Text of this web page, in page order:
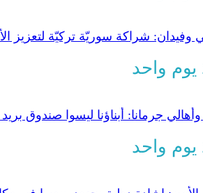
وفيدان: شراكة سوريّة تركيّة لتعزيز
يوم واحد
جرمانا: أبناؤنا ليسوا صندوق
يوم واحد